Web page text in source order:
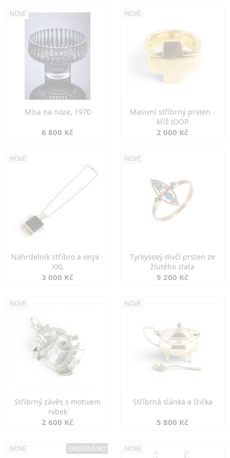
NOVÉ
Mísa na noze, 1970
6 800 Kč
NOVÉ
Masivní stříbrný prsten -
kříž JOOP
2 000 Kč
NOVÉ
Náhrdelník stříbro a onyx -
XXL
3 000 Kč
NOVÉ
Tyrkysový dívčí prsten ze
žlutého zlata
5 200 Kč
NOVÉ
Stříbrný závěs s motivem
rybek
2 600 Kč
NOVÉ
Stříbrná slánka a lžička
5 800 Kč
NOVÉ OBJEDNÁNO NOVÉ